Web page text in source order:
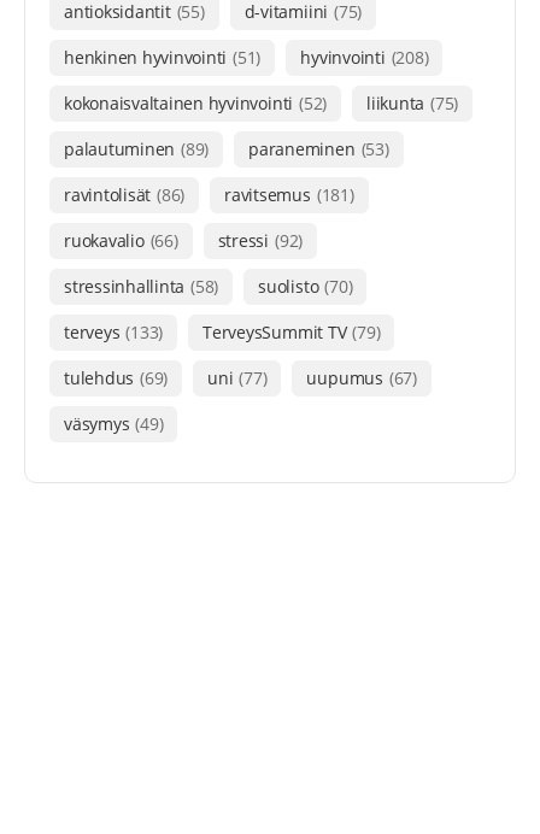
antioksidantit (55) d-vitamiini (75)
henkinen hyvinvointi (51) hyvinvointi (208)
kokonaisvaltainen hyvinvointi (52) liikunta (75)
palautuminen (89) paraneminen (53)
ravintolisät (86) ravitsemus (181)
ruokavalio (66) stressi (92)
stressinhallinta (58) suolisto (70)
terveys (133) TerveysSummit TV (79)
tulehdus (69) uni (77) uupumus (67)
väsymys (49)